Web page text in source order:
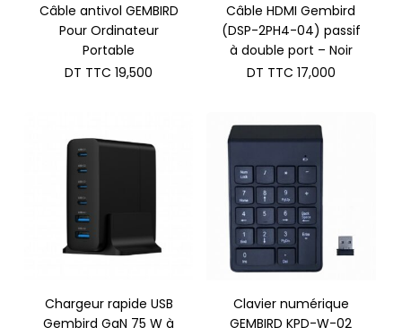
Câble antivol GEMBIRD
Pour Ordinateur
Portable
DT TTC 19,500
Câble HDMI Gembird
(DSP-2PH4-04) passif
à double port – Noir
DT TTC 17,000
Chargeur rapide USB
Gembird GaN 75 W à
Clavier numérique
GEMBIRD KPD-W-02